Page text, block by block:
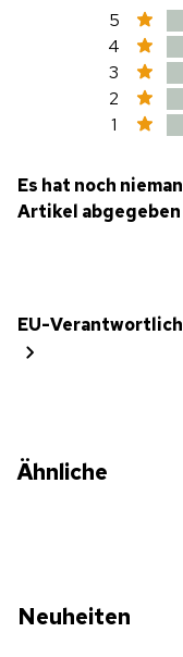
5
4
3
2
1
Es hat noch
Artikel abgegeben
EU-
Ähnliche
Neuheiten